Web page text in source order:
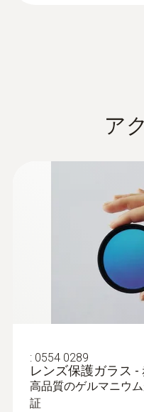
レンズプロテク
最短フォーカ
無料ダウンロ
トウェアを使
解析やレポー
体表温度検知
人が多く集ま
他より高い人
定には使用でき
*inside the EU,
の外壁を分析し
建物内側から
レポート作成
断熱材とヒー
し、赤外線画
ブロア試験を
外壁診断
ア
: 0554 0289
レンズ保護ガラス -
高品質のゲルマニウ
証